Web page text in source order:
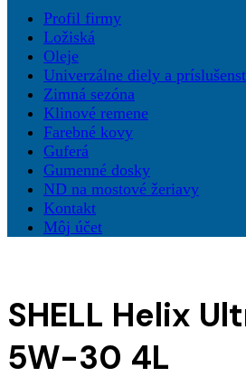
Ložiská PLUS
Profil firmy
Ložiská
Oleje
Univerzálne diely a
Zimná sezóna
Klinové remene
Farebné kovy
Guferá
Gumenné dosky
ND na mostové žeriavy
Kontakt
Môj účet
SHELL Helix
5W-30 4L